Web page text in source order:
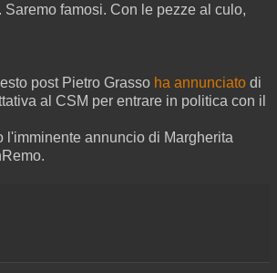
Saremo famosi. Con le pezze al culo,
post Pietro Grasso ha annunciato di
al CSM per entrare in politica con il
l'imminente annuncio di Margherita